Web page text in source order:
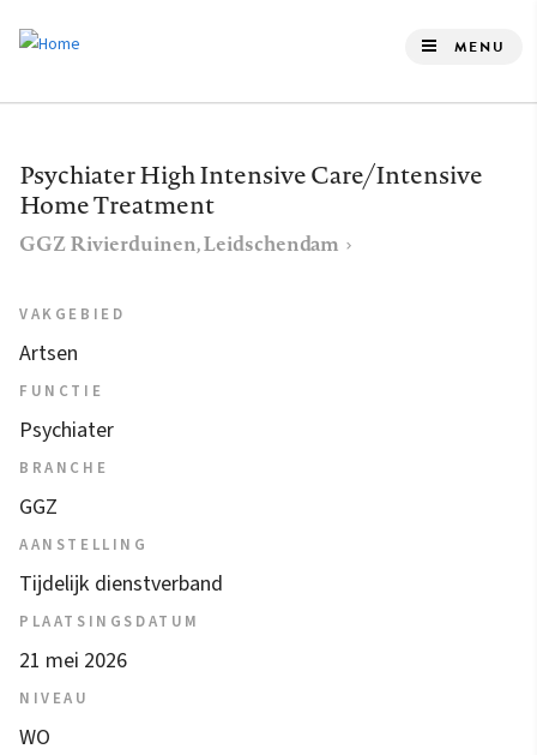
de
gaan
MENU
Psychiater High Intensive Care/Intensive
Home Treatment
GGZ Rivierduinen, Leidschendam
VAKGEBIED
Artsen
FUNCTIE
Psychiater
BRANCHE
GGZ
AANSTELLING
Tijdelijk dienstverband
PLAATSINGSDATUM
21 mei 2026
NIVEAU
WO